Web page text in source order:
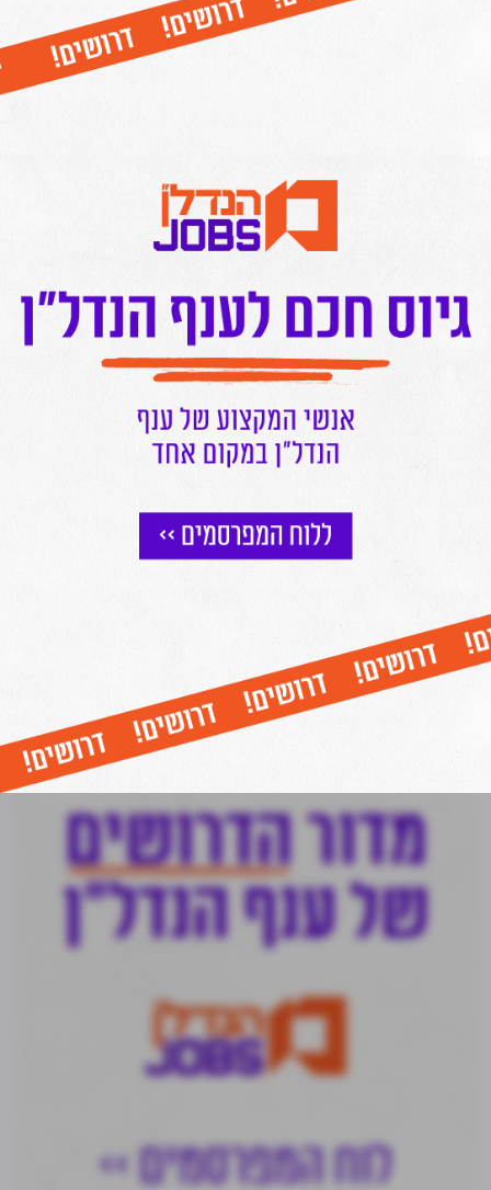
נדל"ן רבים ומקבלי החלטות מתחומים שונים, וביניהם שר
המשפטים, גדעון סער, שר הבינוי והשיכון, זאב אלקין, נשיא
המדינה, יצחק (בוז'י) הרצוג, רשם הקבלנים אילן אליהו ויו"ר
כל יום בשעה 17:00- חמש הכתבות החשובות ביותר בתחום
הנדל"ן מכל האתרים אצלכם בנייד!
הצטרפו לניוזלטר של מרכז הנדל"ן
וקבלו עדכונים שוטפים על כל מה שחם בעולם הנדל"ן ישירות למייל שלכם
אני מאשר/ת קבלת דיוור